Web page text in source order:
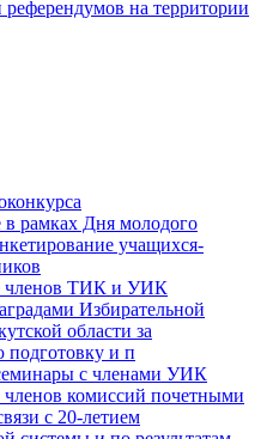
на территории
рамках Дня молодого
учащихся-
членов ТИК и УИК
Избирательной
области за
подготовку и п
с членами УИК
комиссий почетными
с 20-летием